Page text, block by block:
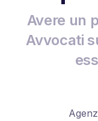
Avere un
Avvocati